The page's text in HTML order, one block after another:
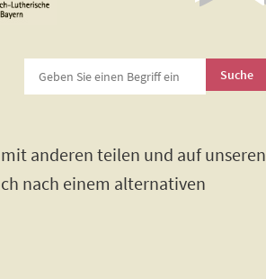
anderen teilen und auf unseren
nach einem alternativen